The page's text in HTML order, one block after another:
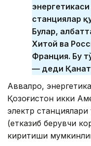
станциялар
Булар,
Хитой ва
Франция. Бу
— деди Қанат
Аввалроқ,
Қозоғистон икки
электр станциялари
(етказиб берувчи
киритиши